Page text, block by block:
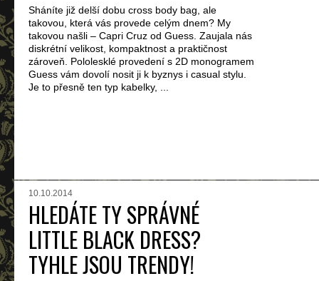
Sháníte již delší dobu cross body bag, ale
takovou, která vás provede celým dnem? My
takovou našli – Capri Cruz od Guess. Zaujala nás
diskrétní velikost, kompaktnost a praktičnost
zároveň. Pololesklé provedení s 2D monogramem
Guess vám dovolí nosit ji k byznys i casual stylu.
Je to přesně ten typ kabelky, ...
10.10.2014
HLEDÁTE TY SPRÁVNÉ
LITTLE BLACK DRESS?
TYHLE JSOU TRENDY!